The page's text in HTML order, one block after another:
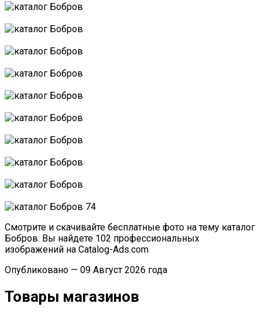
Смотрите и скачивайте бесплатные фото на тему каталог
Бобров. Вы найдете 102 профессиональных
изображений на Catalog-Ads.com
Опубликовано — 09 Август 2026 года
Товары магазинов